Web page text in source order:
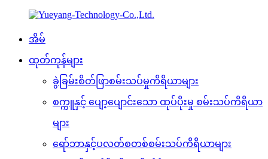
အိမ်
ထုတ်ကုန်များ
ခွဲခြမ်းစိတ်ဖြာစမ်းသပ်မှုကိရိယာများ
စက္ကူနှင့် ပျော့ပျောင်းသော ထုပ်ပိုးမှု စမ်းသပ်ကိရိယာ
များ
ရော်ဘာနှင့်ပလတ်စတစ်စမ်းသပ်ကိရိယာများ